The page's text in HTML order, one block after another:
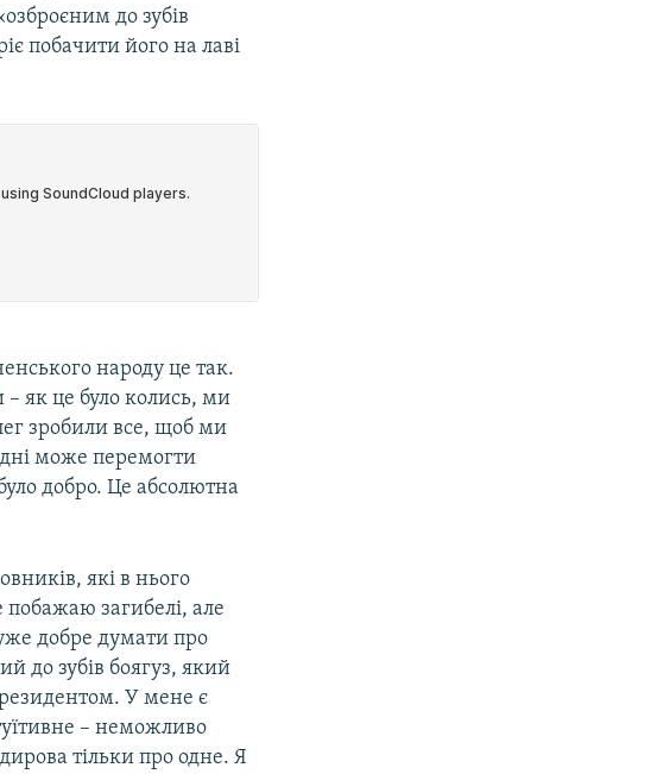
до зубів
побачити його на лаві
народу це так.
як це було колись, ми
зробили все, щоб ми
може перемогти
добро. Це абсолютна
які в нього
загибелі, але
добре думати про
до зубів боягуз, який
У мене є
– неможливо
тільки про одне. Я